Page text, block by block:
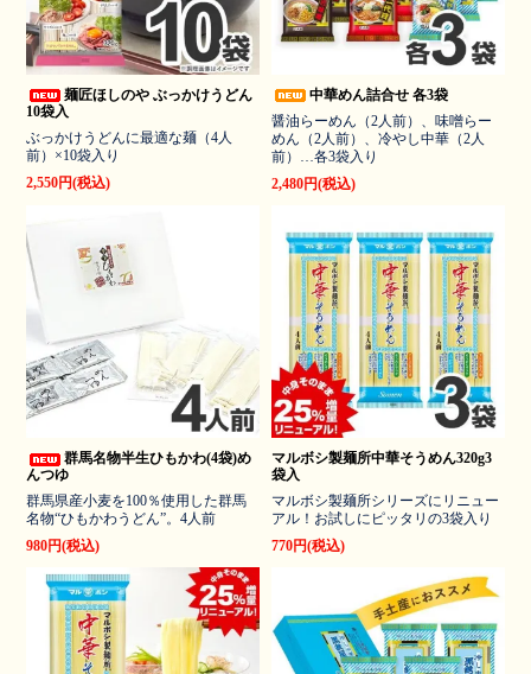
麺匠ほしのや ぶっかけうどん
10袋入
ぶっかけうどんに最適な麺（4人
前）×10袋入り
2,550円(税込)
中華めん詰合せ 各3袋
醤油らーめん（2人前）、味噌らー
めん（2人前）、冷やし中華（2人
前）…各3袋入り
2,480円(税込)
群馬名物半生ひもかわ(4袋)め
んつゆ
群馬県産小麦を100％使用した群馬
名物“ひもかわうどん”。4人前
980円(税込)
マルボシ製麺所中華そうめん320g3
袋入
マルボシ製麺所シリーズにリニュー
アル！お試しにピッタリの3袋入り
770円(税込)